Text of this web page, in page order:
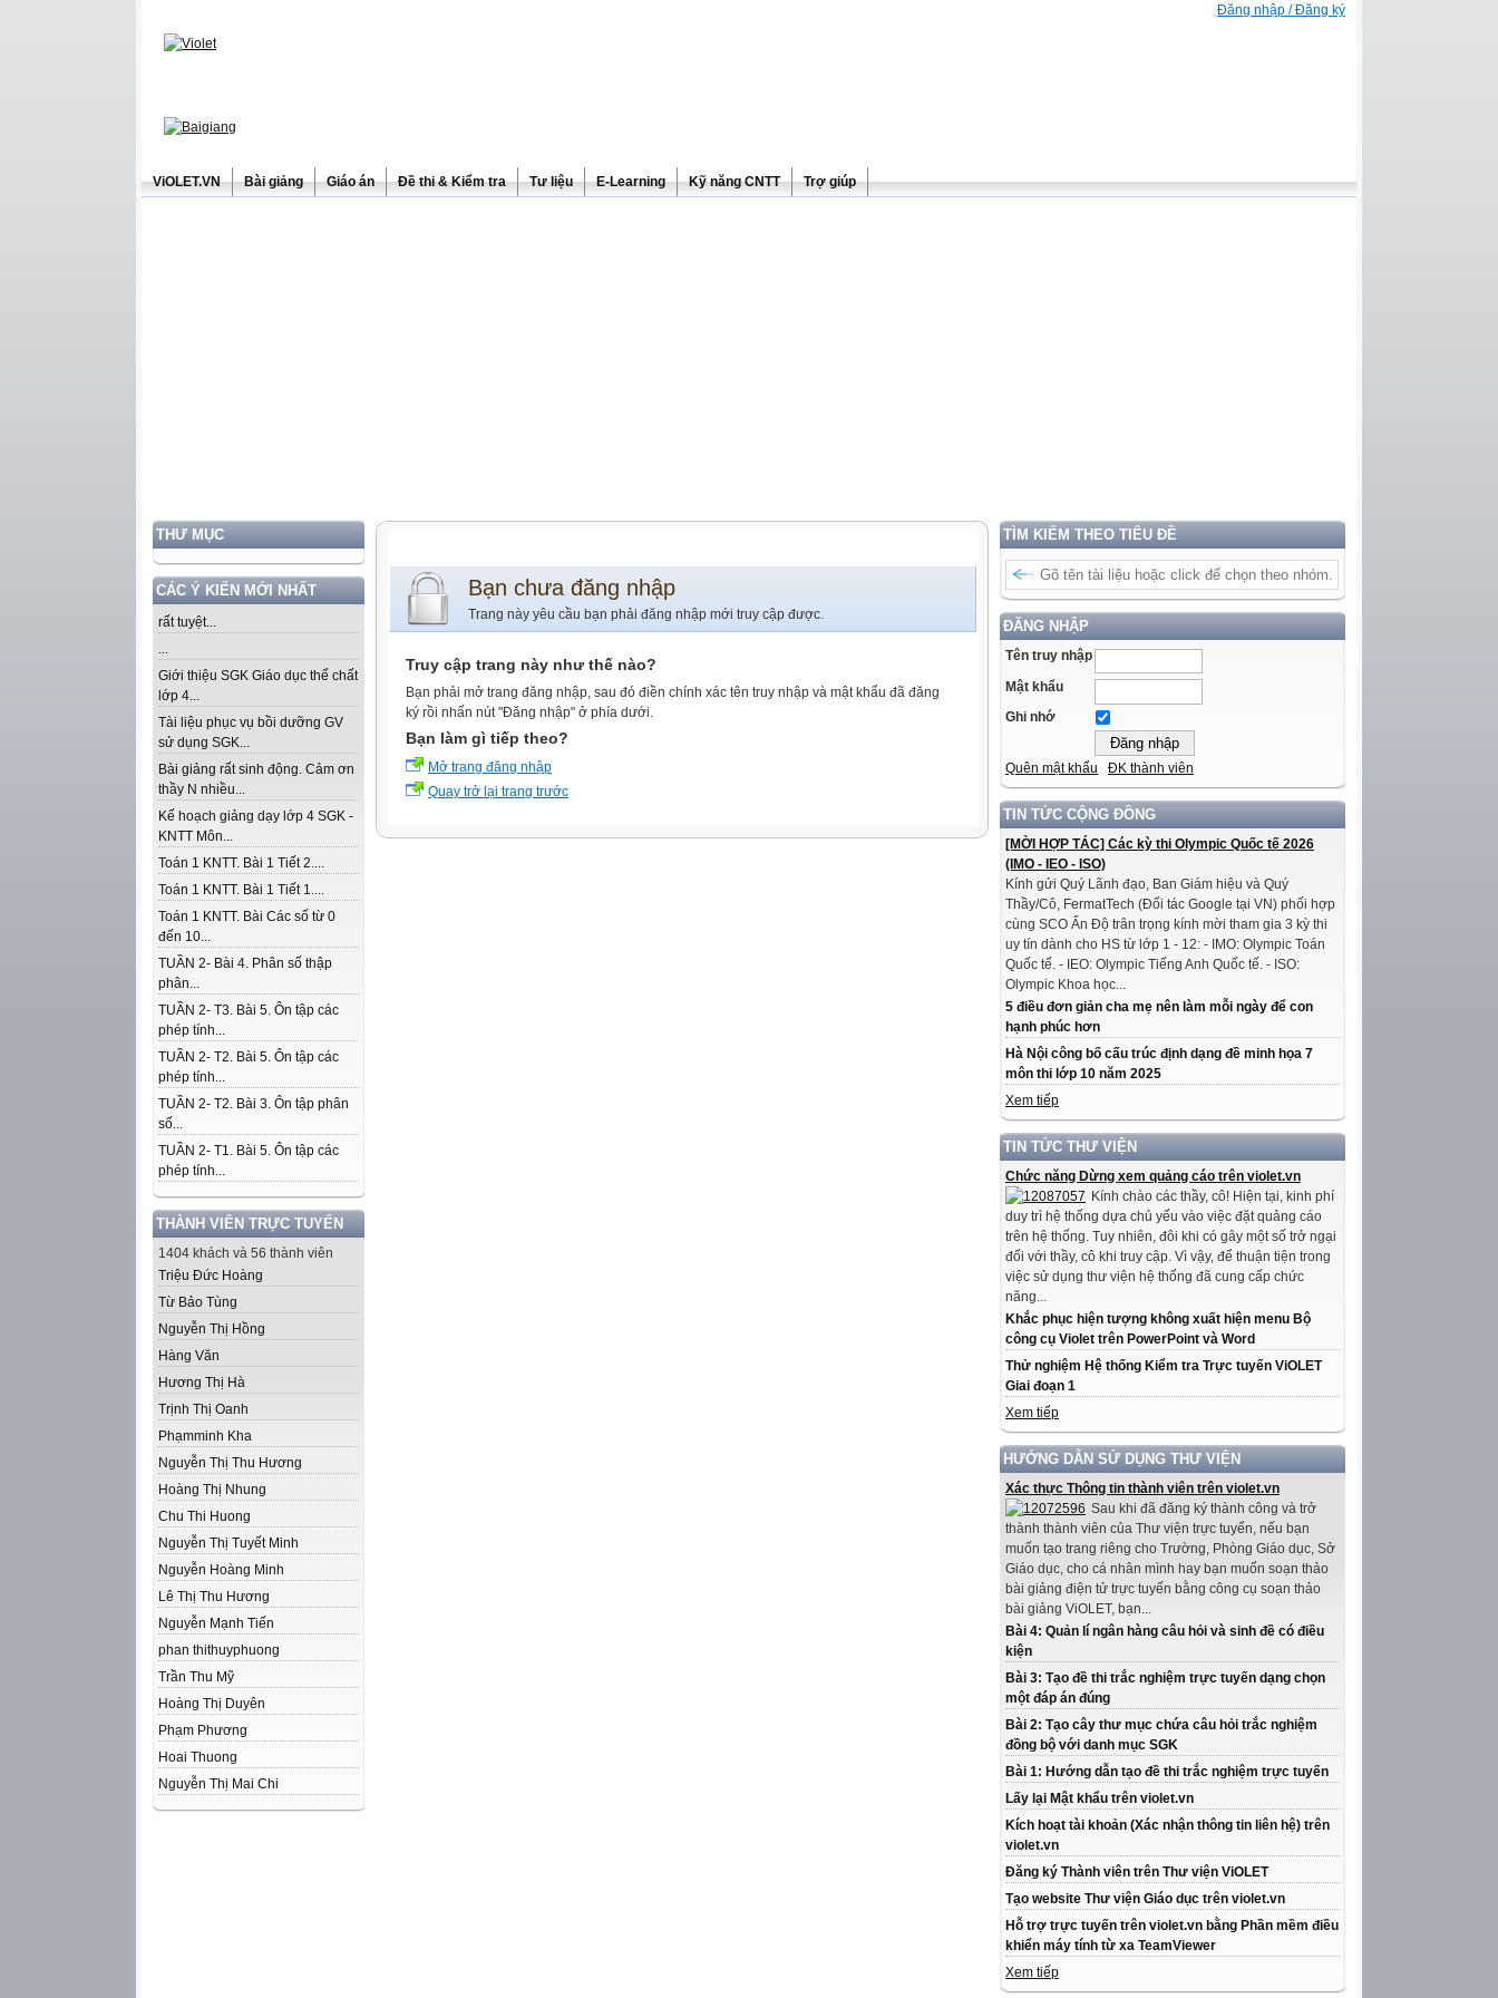
Đăng nhập / Đăng ký
ViOLET.VN Bài giảng Giáo án Đề thi & Kiểm tra Tư liệu E-Learning Kỹ năng CNTT Trợ giúp
THƯ MỤC
CÁC Ý KIẾN MỚI NHẤT
rất tuyệt...
...
Giới thiệu SGK Giáo dục thể chất
lớp 4...
Tài liệu phục vụ bồi dưỡng GV
sử dụng SGK...
Bài giảng rất sinh động. Cảm ơn
thầy N nhiều...
Kế hoạch giảng dạy lớp 4 SGK -
KNTT Môn...
Toán 1 KNTT. Bài 1 Tiết 2....
Toán 1 KNTT. Bài 1 Tiết 1....
Toán 1 KNTT. Bài Các số từ 0
đến 10...
TUẦN 2- Bài 4. Phân số thập
phân...
TUẦN 2- T3. Bài 5. Ôn tập các
phép tính...
TUẦN 2- T2. Bài 5. Ôn tập các
phép tính...
TUẦN 2- T2. Bài 3. Ôn tập phân
số...
TUẦN 2- T1. Bài 5. Ôn tập các
phép tính...
THÀNH VIÊN TRỰC TUYẾN
1404 khách và 56 thành viên
Triệu Đức Hoàng
Từ Bảo Tùng
Nguyễn Thị Hồng
Hàng Văn
Hương Thị Hà
Trịnh Thị Oanh
Phạmminh Kha
Nguyễn Thị Thu Hương
Hoàng Thị Nhung
Chu Thi Huong
Nguyễn Thị Tuyết Minh
Nguyễn Hoàng Minh
Lê Thị Thu Hương
Nguyễn Mạnh Tiến
phan thithuyphuong
Trần Thu Mỹ
Hoàng Thị Duyên
Phạm Phương
Hoai Thuong
Nguyễn Thị Mai Chi
TÌM KIẾM THEO TIÊU ĐỀ
ĐĂNG NHẬP
Tên truy nhập
Mật khẩu
Ghi nhớ
Quên mật khẩu ĐK thành viên
TIN TỨC CỘNG ĐỒNG
[MỜI HỢP TÁC] Các kỳ thi Olympic Quốc tế 2026
(IMO - IEO - ISO)
Kính gửi Quý Lãnh đạo, Ban Giám hiệu và Quý
Thầy/Cô, FermatTech (Đối tác Google tại VN) phối hợp
cùng SCO Ấn Độ trân trọng kính mời tham gia 3 kỳ thi
uy tín dành cho HS từ lớp 1 - 12: - IMO: Olympic Toán
Quốc tế. - IEO: Olympic Tiếng Anh Quốc tế. - ISO:
Olympic Khoa học...
5 điều đơn giản cha mẹ nên làm mỗi ngày để con
hạnh phúc hơn
Hà Nội công bố cấu trúc định dạng đề minh họa 7
môn thi lớp 10 năm 2025
Xem tiếp
TIN TỨC THƯ VIỆN
Chức năng Dừng xem quảng cáo trên violet.vn
Kính chào các thầy, cô! Hiện tại, kinh phí
duy trì hệ thống dựa chủ yếu vào việc đặt quảng cáo
trên hệ thống. Tuy nhiên, đôi khi có gây một số trở ngại
đối với thầy, cô khi truy cập. Vì vậy, để thuận tiện trong
việc sử dụng thư viện hệ thống đã cung cấp chức
năng...
Khắc phục hiện tượng không xuất hiện menu Bộ
công cụ Violet trên PowerPoint và Word
Thử nghiệm Hệ thống Kiểm tra Trực tuyến ViOLET
Giai đoạn 1
Xem tiếp
HƯỚNG DẪN SỬ DỤNG THƯ VIỆN
Xác thực Thông tin thành viên trên violet.vn
Sau khi đã đăng ký thành công và trở
thành thành viên của Thư viện trực tuyến, nếu bạn
muốn tạo trang riêng cho Trường, Phòng Giáo dục, Sở
Giáo dục, cho cá nhân mình hay bạn muốn soạn thảo
bài giảng điện tử trực tuyến bằng công cụ soạn thảo
bài giảng ViOLET, bạn...
Bài 4: Quản lí ngân hàng câu hỏi và sinh đề có điều
kiện
Bài 3: Tạo đề thi trắc nghiệm trực tuyến dạng chọn
một đáp án đúng
Bài 2: Tạo cây thư mục chứa câu hỏi trắc nghiệm
đồng bộ với danh mục SGK
Bài 1: Hướng dẫn tạo đề thi trắc nghiệm trực tuyến
Lấy lại Mật khẩu trên violet.vn
Kích hoạt tài khoản (Xác nhận thông tin liên hệ) trên
violet.vn
Đăng ký Thành viên trên Thư viện ViOLET
Tạo website Thư viện Giáo dục trên violet.vn
Hỗ trợ trực tuyến trên violet.vn bằng Phần mềm điều
khiển máy tính từ xa TeamViewer
Xem tiếp
Bạn chưa đăng nhập
Trang này yêu cầu bạn phải đăng nhập mới truy cập được.
Truy cập trang này như thế nào?
Bạn phải mở trang đăng nhập, sau đó điền chính xác tên truy nhập và mật khẩu đã đăng
ký rồi nhấn nút "Đăng nhập" ở phía dưới.
Bạn làm gì tiếp theo?
Mở trang đăng nhập
Quay trở lại trang trước